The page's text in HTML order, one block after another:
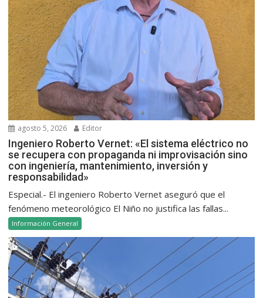
agosto 5, 2026 Editor
Ingeniero Roberto Vernet: «El sistema eléctrico no
se recupera con propaganda ni improvisación sino
con ingeniería, mantenimiento, inversión y
responsabilidad»
Especial.- El ingeniero Roberto Vernet aseguró que el
fenómeno meteorológico El Niño no justifica las fallas...
Información General